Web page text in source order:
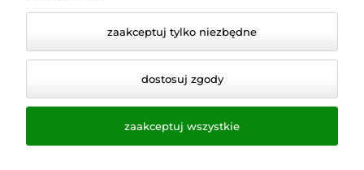
© 2026 homeandgarden24.pl. Wszelkie prawa
zastrzeżone.
Styl graficzny i aplikacje ShopGadget.pl
Sklep
internetowy Shoper.pl
zaakceptuj tylko niezbędne
dostosuj zgody
zaakceptuj wszystkie